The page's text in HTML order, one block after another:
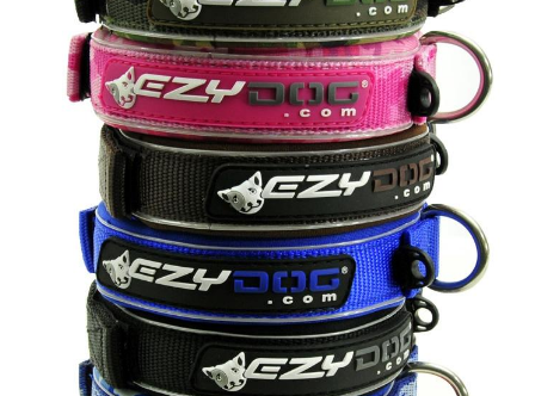
Tietosuojaseloste
Toimitusehdot
Uutisia